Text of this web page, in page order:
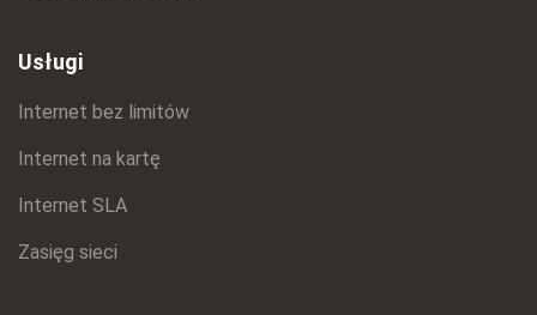
Usługi
Internet bez limitów
Internet na kartę
Internet SLA
Zasięg sieci